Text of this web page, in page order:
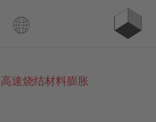
速烧结材料膨胀